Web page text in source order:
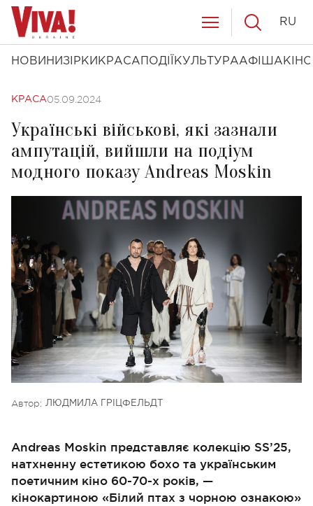
НОВИНИ ЗІРКИ КРАСА ПОДІЇ КУЛЬТУРААФІША КІНО
RU
КРАСА05.09.2024
Українські військові, які зазнали
ампутацій, вийшли на подіум
модного показу Andreas Moskin
Автор: ЛЮДМИЛА ГРІЦФЕЛЬДТ
Andreas Moskin представляє колекцію SS’25,
натхненну естетикою бохо та українським
поетичним кіно 60-70-х років, —
кінокартиною «Білий птах з чорною ознакою»